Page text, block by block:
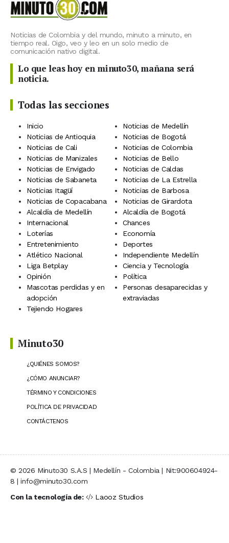
Noticias de Colombia y del mundo, minuto a minuto, en
tiempo real. Oigo, veo y leo en un solo medio de
comunicación nativo digital.
Lo que leas hoy en minuto30, mañana será
noticia.
Todas las secciones
Inicio
Noticias de Medellín
Noticias de Antioquia
Noticias de Bogotá
Noticias de Cali
Noticias de Colombia
Noticias de Manizales
Noticias de Bello
Noticias de Envigado
Noticias de Caldas
Noticias de Sabaneta
Noticias de La Estrella
Noticias Itagüí
Noticias de Barbosa
Noticias de Copacabana
Noticias de Girardota
Alcaldía de Medellín
Alcaldía de Bogotá
Internacional
Chances
Loterías
Economía
Entretenimiento
Deportes
Atlético Nacional
Independiente Medellín
Liga Betplay
Ciencia y Tecnología
Opinión
Política
Mascotas perdidas y en
adopción
Personas desaparecidas y
extraviadas
Tejiendo Hogares
Minuto30
¿QUIÉNES SOMOS?
¿CÓMO ANUNCIAR?
TÉRMINO Y CONDICIONES
POLÍTICA DE PRIVACIDAD
CONTÁCTENOS
© 2026 Minuto30 S.A.S | Medellín - Colombia | Nit:900604924-
8 | info@minuto30.com
Con la tecnología de:
Laooz Studios